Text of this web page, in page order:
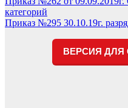
по
записям
категорий
Приказ №295 30.10.19г.
ВЕРСИЯ